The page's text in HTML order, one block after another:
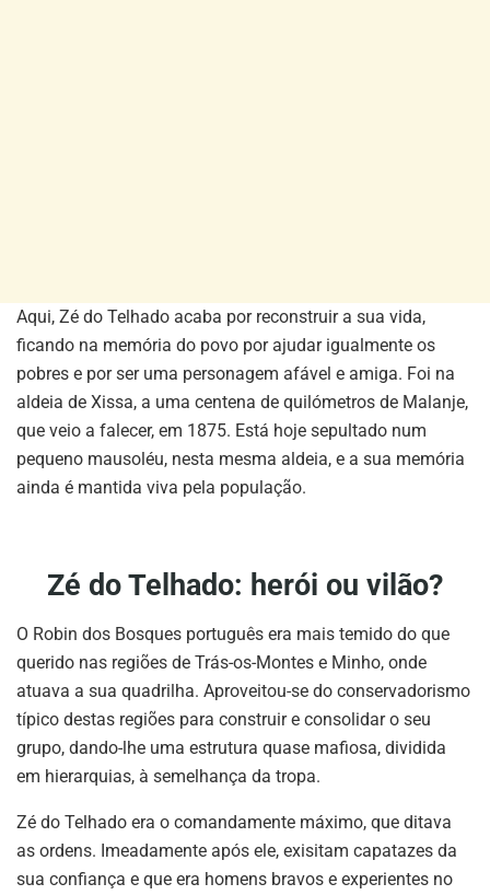
Aqui, Zé do Telhado acaba por reconstruir a sua vida,
ficando na memória do povo por ajudar igualmente os
pobres e por ser uma personagem afável e amiga. Foi na
aldeia de Xissa, a uma centena de quilómetros de Malanje,
que veio a falecer, em 1875. Está hoje sepultado num
pequeno mausoléu, nesta mesma aldeia, e a sua memória
ainda é mantida viva pela população.
Zé do Telhado: herói ou vilão?
O Robin dos Bosques português era mais temido do que
querido nas regiões de Trás-os-Montes e Minho, onde
atuava a sua quadrilha. Aproveitou-se do conservadorismo
típico destas regiões para construir e consolidar o seu
grupo, dando-lhe uma estrutura quase mafiosa, dividida
em hierarquias, à semelhança da tropa.
Zé do Telhado era o comandamente máximo, que ditava
as ordens. Imeadamente após ele, exisitam capatazes da
sua confiança e que era homens bravos e experientes no